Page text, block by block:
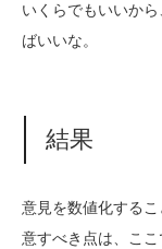
いくらでもいいか
ばいいな。
結果
意見を数値化する
意すべき点は、こ